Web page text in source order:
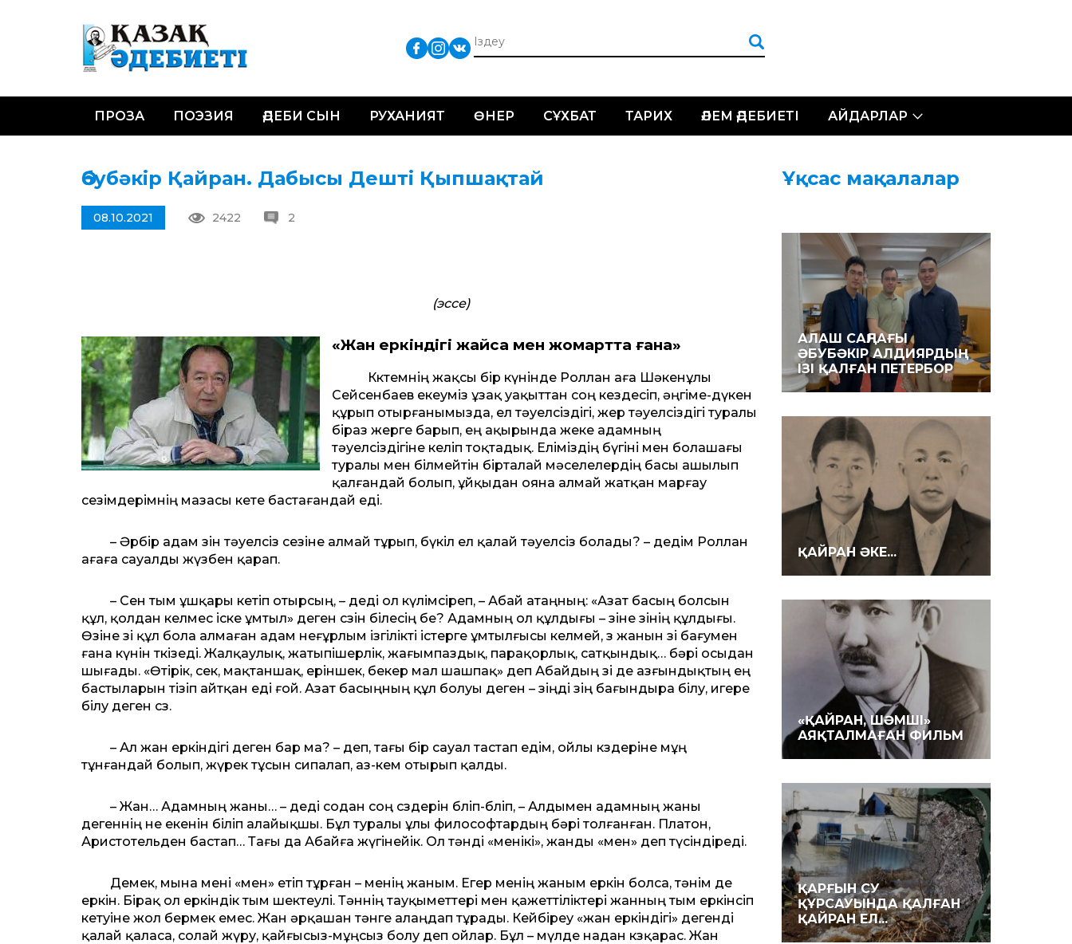
ПРОЗА ПОЭЗИЯ ӘДЕБИ СЫН РУХАНИЯТ ӨНЕР СҰХБАТ ТАРИХ ӘЛЕМ ӘДЕБИЕТІ АЙДАРЛАР
Әбубәкір Қайран. Дабысы Дешті Қыпшақтай
08.10.2021 2422 2
(эссе)
«Жан еркіндігі жайсаң мен жомартта ғана»
Көктемнің жақсы бір күнінде Роллан аға Шәкенұлы
Сейсенбаев екеуміз ұзақ уақыттан соң кездесіп, әңгіме-дүкен
құрып отырғанымызда, ел тәуелсіздігі, жер тәуелсіздігі туралы
біраз жерге барып, ең ақырында жеке адамның
тәуелсіздігіне келіп тоқтадық. Еліміздің бүгіні мен болашағы
туралы мен білмейтін бірталай мәселелердің басы ашылып
қалғандай болып, ұйқыдан ояна алмай жатқан марғау
сезімдерімнің мазасы кете бастағандай еді.
– Әрбір адам өзін тәуелсіз сезіне алмай тұрып, бүкіл ел қалай тәуелсіз болады? – дедім Роллан
ағаға сауалды жүзбен қарап.
– Сен тым ұшқары кетіп отырсың, – деді ол күлімсіреп, – Абай атаңның: «Азат басың болсын
құл, қолдан келмес іске ұмтыл» деген сөзін білесің бе? Адамның ол құлдығы – өзіне өзінің құлдығы.
Өзіне өзі құл бола алмаған адам неғұрлым ізгілікті істерге ұмтылғысы келмей, өз жанын өзі бағумен
ғана күнін өткізеді. Жалқаулық, жатыпішерлік, жағымпаздық, парақорлық, сатқындық… бәрі осыдан
шығады. «Өтірік, өсек, мақтаншақ, еріншек, бекер мал шашпақ» деп Абайдың өзі де азғындықтың ең
бастыларын тізіп айтқан еді ғой. Азат басыңның құл болуы деген – өзіңді өзің бағындыра білу, игере
білу деген сөз.
– Ал жан еркіндігі деген бар ма? – деп, тағы бір сауал тастап едім, ойлы көздеріне мұң
тұнғандай болып, жүрек тұсын сипалап, аз-кем отырып қалды.
– Жан… Адамның жаны… – деді содан соң сөздерін бөліп-бөліп, – Алдымен адамның жаны
дегеннің не екенін біліп алайықшы. Бұл туралы ұлы философтардың бәрі толғанған. Платон,
Аристотельден бастап… Тағы да Абайға жүгінейік. Ол тәнді «менікі», жанды «мен» деп түсіндіреді.
Демек, мына мені «мен» етіп тұрған – менің жаным. Егер менің жаным еркін болса, тәнім де
еркін. Бірақ ол еркіндік тым шектеулі. Тәннің тауқыметтері мен қажеттіліктері жанның тым еркінсіп
кетуіне жол бермек емес. Жан әрқашан тәнге алаңдап тұрады. Кейбіреу «жан еркіндігі» дегенді
қалай қаласа, солай жүру, қайғысыз-мұңсыз болу деп ойлар. Бұл – мүлде надан көзқарас. Жан
Ұқсас мақалалар
АЛАШ САҢЛАҒЫ
ӘБУБӘКІР АЛДИЯРДЫҢ
ІЗІ ҚАЛҒАН ПЕТЕРБОР
ҚАЙРАН ӘКЕ...
«ҚАЙРАН, ШӘМШІ»
АЯҚТАЛМАҒАН ФИЛЬМ
ҚАРҒЫН СУ
ҚҰРСАУЫНДА ҚАЛҒАН
ҚАЙРАН ЕЛ...